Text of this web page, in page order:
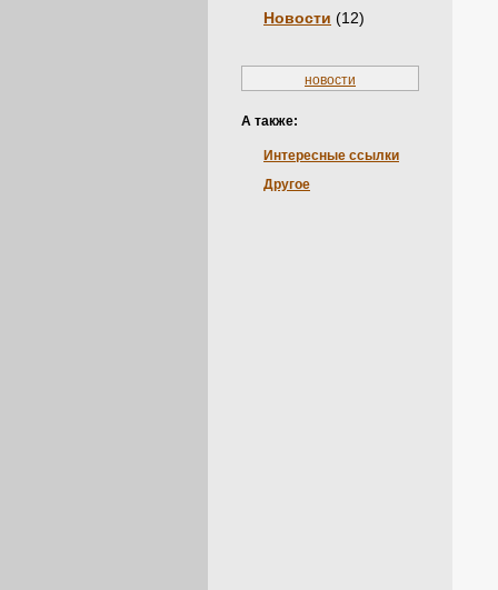
Новости (12)
новости
А также:
Интересные ссылки
Другое